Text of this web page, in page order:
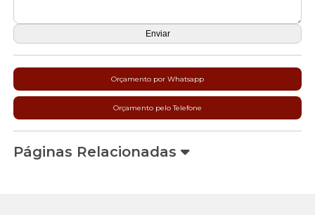
Orçamento por Whatsapp
Orçamento pelo Telefone
Páginas Relacionadas